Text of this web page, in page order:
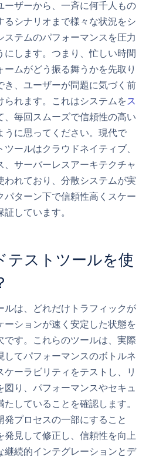
ーザーから、一斉に何千人もの
るシナリオまで様々な状況をシ
ステムのパフォーマンスを圧力
にします。つまり、忙しい時間
ームがどう振る舞うかを先取り
き、ユーザーが問題に気づく前
られます。これはシステムをス
、毎回スムーズで信頼性の高い
うに思ってください。現代で
ールはクラウドネイティブ、
、サーバーレスアーキテクチャ
われており、分散システムが実
パターン下で信頼性高くスケー
しています。
テストツールを使
ルは、どれだけトラフィックが
ーションが速く安定した状態を
です。これらのツールは、実際
してパフォーマンスのボトルネ
ケーラビリティをテストし、リ
図り、パフォーマンスやセキュ
たしていることを確認します。
発プロセスの一部にすること
発見して修正し、信頼性を向上
継続的インテグレーションとデ